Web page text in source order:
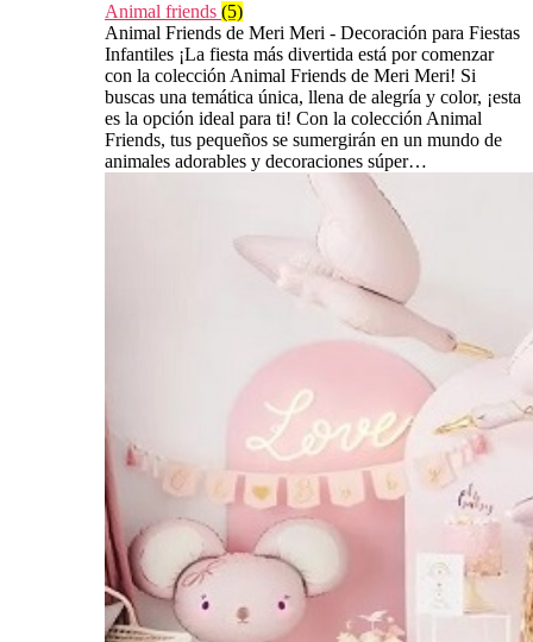
Animal friends (5)
Animal Friends de Meri Meri - Decoración para Fiestas
Infantiles ¡La fiesta más divertida está por comenzar
con la colección Animal Friends de Meri Meri! Si
buscas una temática única, llena de alegría y color, ¡esta
es la opción ideal para ti! Con la colección Animal
Friends, tus pequeños se sumergirán en un mundo de
animales adorables y decoraciones súper…